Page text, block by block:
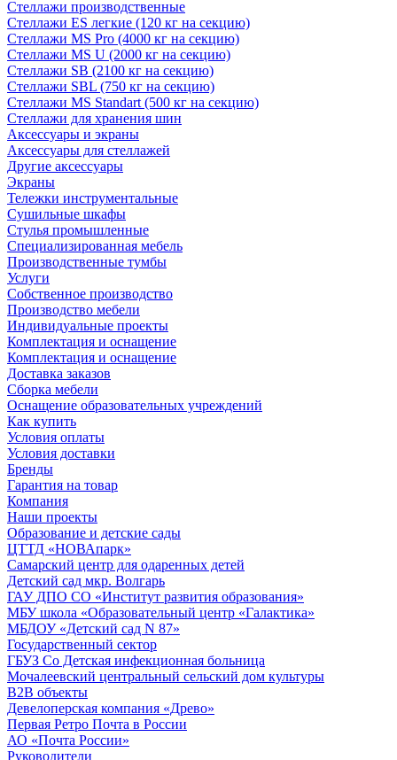
Стеллажи производственные
Стеллажи ES легкие (120 кг на секцию)
Стеллажи MS Pro (4000 кг на секцию)
Стеллажи MS U (2000 кг на секцию)
Стеллажи SB (2100 кг на секцию)
Стеллажи SBL (750 кг на секцию)
Стеллажи MS Standart (500 кг на секцию)
Стеллажи для хранения шин
Аксессуары и экраны
Аксессуары для стеллажей
Другие аксессуары
Экраны
Тележки инструментальные
Сушильные шкафы
Стулья промышленные
Специализированная мебель
Производственные тумбы
Услуги
Собственное производство
Производство мебели
Индивидуальные проекты
Комплектация и оснащение
Комплектация и оснащение
Доставка заказов
Сборка мебели
Оснащение образовательных учреждений
Как купить
Условия оплаты
Условия доставки
Бренды
Гарантия на товар
Компания
Наши проекты
Образование и детские сады
ЦТТД «НОВАпарк»
Самарский центр для одаренных детей
Детский сад мкр. Волгарь
ГАУ ДПО СО «Институт развития образования»
МБУ школа «Образовательный центр «Галактика»
МБДОУ «Детский сад N 87»
Государственный сектор
ГБУЗ Со Детская инфекционная больница
Мочалеевский центральный сельский дом культуры
B2B объекты
Девелоперская компания «Древо»
Первая Ретро Почта в России
АО «Почта России»
Руководители